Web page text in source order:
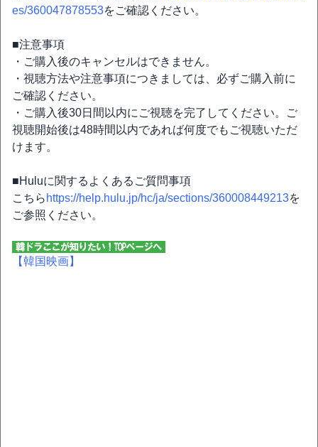
es/360047878553をご確認ください。
■注意事項
・ご購入後のキャンセルはできません。
・視聴方法や注意事項につきましては、必ずご購入前に
ご確認ください。
・ご購入後30日間以内にご視聴を完了してください。ご
視聴開始後は48時間以内であれば何度でもご視聴いただ
けます。
■Huluに関するよくあるご質問事項
こちら https://help.hulu.jp/hc/ja/sections/360008449213を
ご参照ください。
【韓国映画】